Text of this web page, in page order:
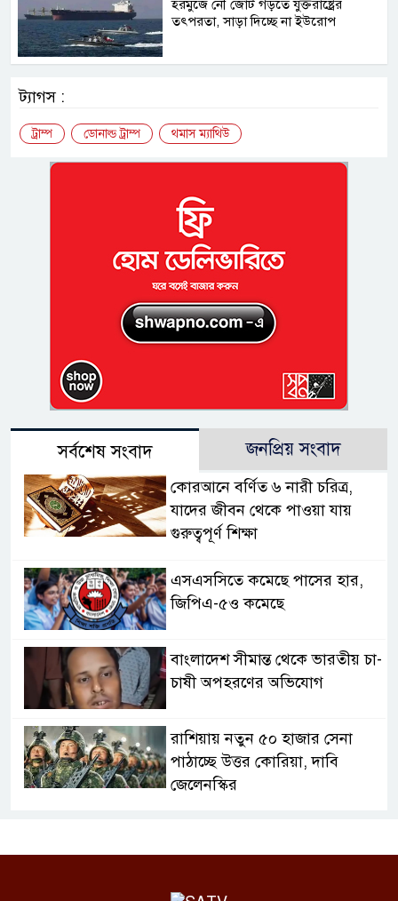
হরমুজে নৌ জোট গড়তে যুক্তরাষ্ট্রের
তৎপরতা, সাড়া দিচ্ছে না ইউরোপ
ট্যাগস :
ট্রাম্প ডোনাল্ড ট্রাম্প থমাস ম্যাথিউ
সর্বশেষ সংবাদ জনপ্রিয় সংবাদ
কোরআনে বর্ণিত ৬ নারী চরিত্র,
যাদের জীবন থেকে পাওয়া যায়
গুরুত্বপূর্ণ শিক্ষা
এসএসসিতে কমেছে পাসের হার,
জিপিএ-৫ও কমেছে
বাংলাদেশ সীমান্ত থেকে ভারতীয় চা-
চাষী অপহরণের অভিযোগ
রাশিয়ায় নতুন ৫০ হাজার সেনা
পাঠাচ্ছে উত্তর কোরিয়া, দাবি
জেলেনস্কির
চিকিৎসক আটক